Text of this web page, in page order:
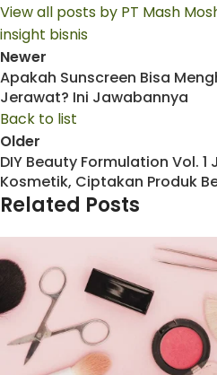
View all posts by PT Mash
insight bisnis
Newer
Apakah Sunscreen Bisa
Jerawat? Ini Jawabannya
Back to list
Older
DIY Beauty Formulation Vol.
Kosmetik, Ciptakan Produk
Related Posts